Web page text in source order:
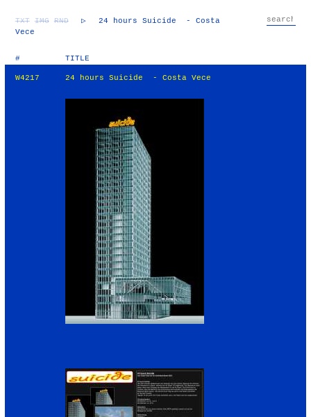
TXT IMG RND ▷
24 hours Suicide - Costa
Vece
# TITLE
W4217 24 hours Suicide - Costa Vece